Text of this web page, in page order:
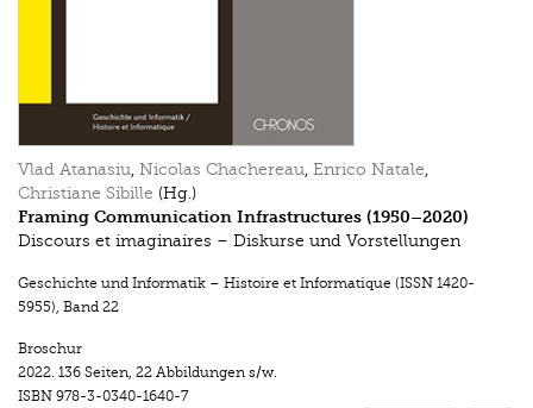
Vlad Atanasiu, Nicolas Chachereau, Enrico Natale,
Christiane Sibille (Hg.)
Framing Communication Infrastructures (1950–2020)
Discours et imaginaires – Diskurse und Vorstellungen
Geschichte und Informatik – Histoire et Informatique (ISSN 1420-
5955), Band 22
Broschur
2022. 136 Seiten, 22 Abbildungen s/w.
ISBN 978-3-0340-1640-7